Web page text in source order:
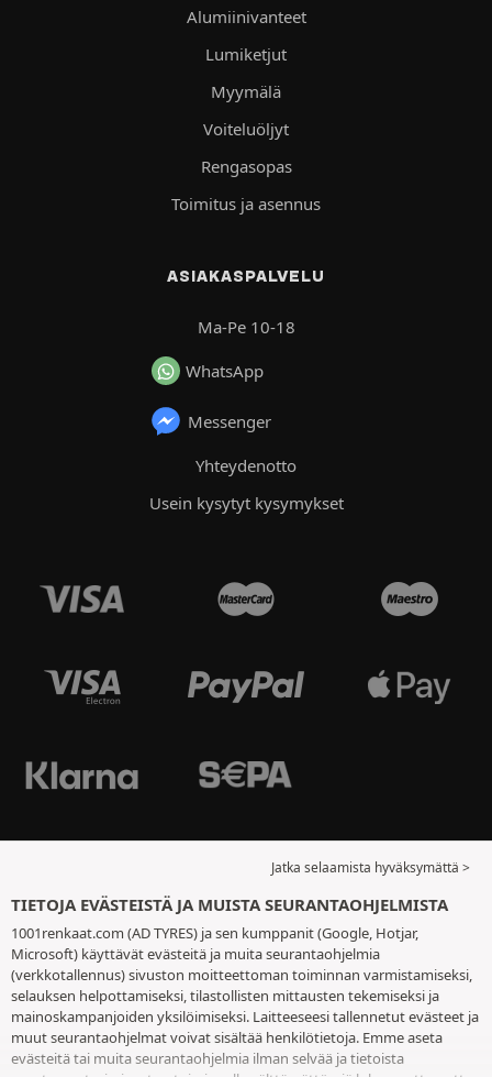
Alumiinivanteet
Lumiketjut
Myymälä
Voiteluöljyt
Rengasopas
Toimitus ja asennus
ASIAKASPALVELU
Ma-Pe 10-18
WhatsApp
Messenger
Yhteydenotto
Usein kysytyt kysymykset
Jatka selaamista hyväksymättä >
TIETOJA EVÄSTEISTÄ JA MUISTA SEURANTAOHJELMISTA
1001renkaat.com (AD TYRES) ja sen kumppanit (Google, Hotjar,
Microsoft) käyttävät evästeitä ja muita seurantaohjelmia
(verkkotallennus) sivuston moitteettoman toiminnan varmistamiseksi,
selauksen helpottamiseksi, tilastollisten mittausten tekemiseksi ja
mainoskampanjoiden yksilöimiseksi. Laitteeseesi tallennetut evästeet ja
muut seurantaohjelmat voivat sisältää henkilötietoja. Emme aseta
evästeitä tai muita seurantaohjelmia ilman selvää ja tietoista